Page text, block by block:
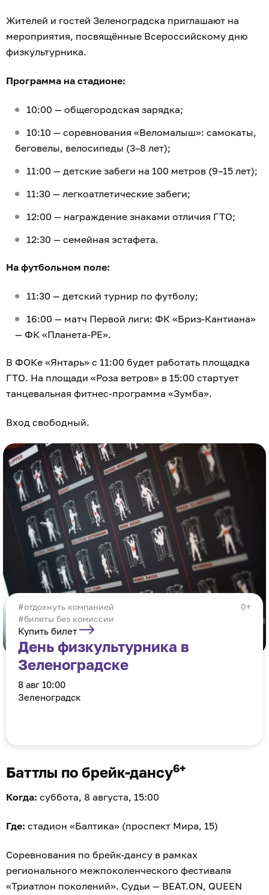
Жителей и гостей Зеленоградска приглашают на
мероприятия, посвящённые Всероссийскому дню
физкультурника.
Программа на стадионе:
10:00 — общегородская зарядка;
10:10 — соревнования «Веломалыш»: самокаты,
беговелы, велосипеды (3–8 лет);
11:00 — детские забеги на 100 метров (9–15 лет);
11:30 — легкоатлетические забеги;
12:00 — награждение знаками отличия ГТО;
12:30 — семейная эстафета.
На футбольном поле:
11:30 — детский турнир по футболу;
16:00 — матч Первой лиги: ФК «Бриз-Кантиана»
— ФК «Планета-РЕ».
В ФОКе «Янтарь» с 11:00 будет работать площадка
ГТО. На площади «Роза ветров» в 15:00 стартует
танцевальная фитнес-программа «Зумба».
Вход свободный.
0+
отдохнуть компанией
#билеты без комиссии
Купить билет
День физкультурника в
Зеленоградске
8 авг 10:00
Зеленоградск
Баттлы по брейк-дансу6+
Когда: суббота, 8 августа, 15:00
Где: стадион «Балтика» (проспект Мира, 15)
Соревнования по брейк-дансу в рамках
регионального межпоколенческого фестиваля
«Триатлон поколений». Судьи — BEAT.ON, QUEEN